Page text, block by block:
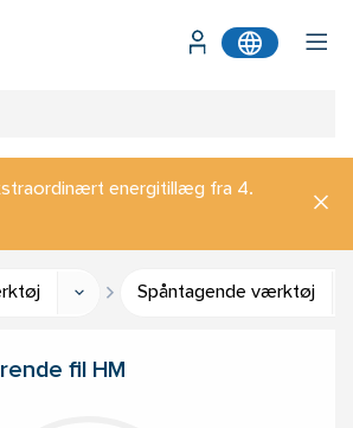
energitillæg fra 4.
Spåntagende værktøj
fil HM